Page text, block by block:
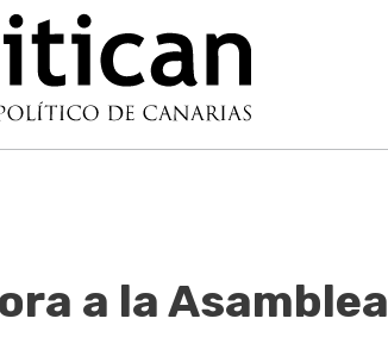
a la Asamblea